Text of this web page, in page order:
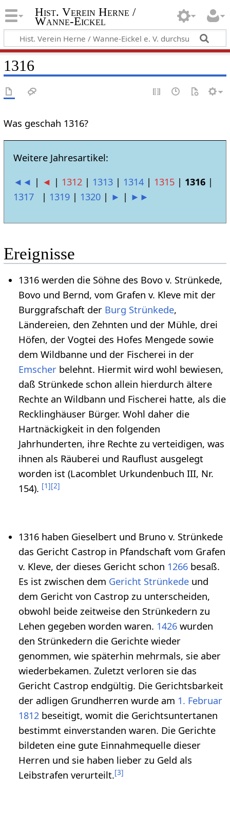
Hist. Verein Herne /
Wanne-Eickel
1316
Was geschah 1316?
Weitere Jahresartikel:
◄◄ | ◄ | 1312 | 1313 | 1314 | 1315 | 1316 |
1317 | 1319 | 1320 | ► | ►►
Ereignisse
1316 werden die Söhne des Bovo v. Strünkede,
Bovo und Bernd, vom Grafen v. Kleve mit der
Burggrafschaft der Burg Strünkede,
Ländereien, den Zehnten und der Mühle, drei
Höfen, der Vogtei des Hofes Mengede sowie
dem Wildbanne und der Fischerei in der
Emscher belehnt. Hiermit wird wohl bewiesen,
daß Strünkede schon allein hierdurch ältere
Rechte an Wildbann und Fischerei hatte, als die
Recklinghäuser Bürger. Wohl daher die
Hartnäckigkeit in den folgenden
Jahrhunderten, ihre Rechte zu verteidigen, was
ihnen als Räuberei und Rauflust ausgelegt
worden ist (Lacomblet Urkundenbuch III, Nr.
154). [1][2]
1316 haben Gieselbert und Bruno v. Strünkede
das Gericht Castrop in Pfandschaft vom Grafen
v. Kleve, der dieses Gericht schon 1266 besaß.
Es ist zwischen dem Gericht Strünkede und
dem Gericht von Castrop zu unterscheiden,
obwohl beide zeitweise den Strünkedern zu
Lehen gegeben worden waren. 1426 wurden
den Strünkedern die Gerichte wieder
genommen, wie späterhin mehrmals, sie aber
wiederbekamen. Zuletzt verloren sie das
Gericht Castrop endgültig. Die Gerichtsbarkeit
der adligen Grundherren wurde am 1. Februar
1812 beseitigt, womit die Gerichtsuntertanen
bestimmt einverstanden waren. Die Gerichte
bildeten eine gute Einnahmequelle dieser
Herren und sie haben lieber zu Geld als
Leibstrafen verurteilt.[3]